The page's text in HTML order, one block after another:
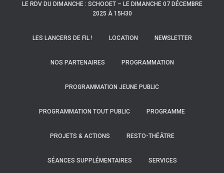
LE RDV DU DIMANCHE : SCHOOET – LE DIMANCHE 07 DÉCEMBRE
2025 À 15H30
LES LANCERS DE FIL ! LOCATION NEWSLETTER
NOS PARTENAIRES PROGRAMMATION
PROGRAMMATION JEUNE PUBLIC
PROGRAMMATION TOUT PUBLIC PROGRAMME
PROJETS & ACTIONS RESTO-THÉÂTRE
SÉANCES SUPPLÉMENTAIRES SERVICES